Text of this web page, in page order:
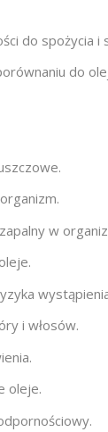
do spożycia i
do
w
i włosów.
oleje.